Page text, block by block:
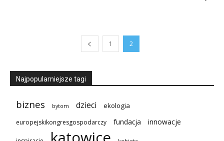
1 2
Najpopularniejsze tagi
biznes bytom dzieci ekologia
europejskikongresgospodarczy fundacja innowacje